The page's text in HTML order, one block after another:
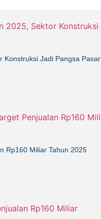
Konstruksi Jadi Pangsa
Rp160 Miliar Tahun 2025